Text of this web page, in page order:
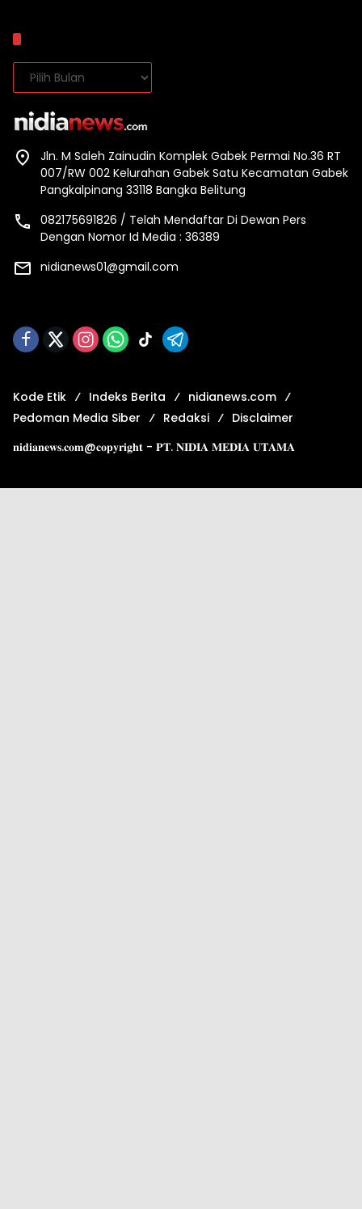
Arsip
Jln. M Saleh Zainudin Komplek Gabek Permai No.36 RT
007/RW 002 Kelurahan Gabek Satu Kecamatan Gabek
Pangkalpinang 33118 Bangka Belitung
082175691826 / Telah Mendaftar Di Dewan Pers
Dengan Nomor Id Media : 36389
nidianews01@gmail.com
Kode Etik Indeks Berita
nidianews.com
Pedoman Media Siber
Redaksi
Disclaimer
𝐧𝐢𝐝𝐢𝐚𝐧𝐞𝐰𝐬.𝐜𝐨𝐦@𝐜𝐨𝐩𝐲𝐫𝐢𝐠𝐡𝐭 - 𝐏𝐓. 𝐍𝐈𝐃𝐈𝐀 𝐌𝐄𝐃𝐈𝐀 𝐔𝐓𝐀𝐌𝐀